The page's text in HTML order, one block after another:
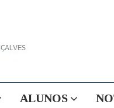
ALUNOS